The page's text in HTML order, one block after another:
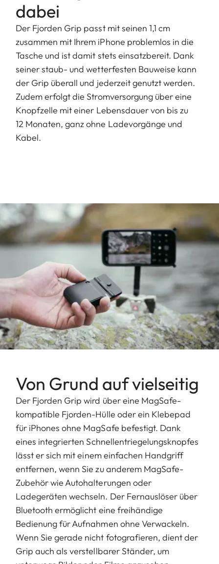
dabei
Der Fjorden Grip passt mit seinen 1,1 cm
zusammen mit Ihrem iPhone problemlos in die
Tasche und ist damit stets einsatzbereit. Dank
seiner staub- und wetterfesten Bauweise kann
der Grip überall und jederzeit genutzt werden.
Zudem erfolgt die Stromversorgung über eine
Knopfzelle mit einer Lebensdauer von bis zu
12 Monaten, ganz ohne Ladevorgänge und
Kabel.
Von Grund auf vielseitig
Der Fjorden Grip wird über eine MagSafe-
kompatible Fjorden-Hülle oder ein Klebepad
für iPhones ohne MagSafe befestigt. Dank
eines integrierten Schnellentriegelungsknopfes
lässt er sich mit einem einfachen Handgriff
entfernen, wenn Sie zu anderem MagSafe-
Zubehör wie Autohalterungen oder
Ladegeräten wechseln. Der Fernauslöser über
Bluetooth ermöglicht eine freihändige
Bedienung für Aufnahmen ohne Verwackeln.
Wenn Sie gerade nicht fotografieren, dient der
Grip auch als verstellbarer Ständer, um